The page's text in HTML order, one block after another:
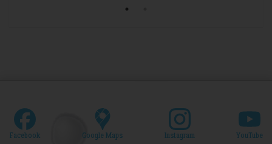
Facebook Google Maps Instagram YouTube